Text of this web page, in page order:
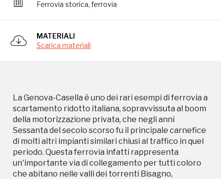
Ferrovia storica, ferrovia
MATERIALI
Scarica materiali
La Genova-Casella è uno dei rari esempi di ferrovia a
scartamento ridotto italiana, sopravvissuta al boom
della motorizzazione privata, che negli anni
Sessanta del secolo scorso fu il principale carnefice
di molti altri impianti similari chiusi al traffico in quel
periodo. Questa ferrovia infatti rappresenta
un'importante via di collegamento per tutti coloro
che abitano nelle valli dei torrenti Bisagno,
periodo. Questa ferrovia infatti rappresenta
Polcevera e Scrivia e se ne servono ogni giorno per
lavoro o per turismo. Un treno di montagna nel
e studenti